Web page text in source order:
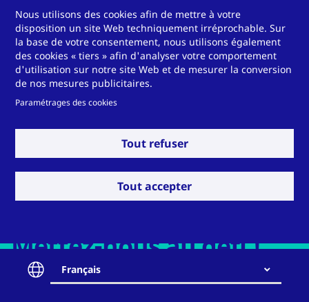
Mettez-nous au défi !
Nous utilisons des cookies afin de mettre à votre
disposition un site Web techniquement irréprochable. Sur
la base de votre consentement, nous utilisons également
des cookies « tiers » afin d'analyser votre comportement
d'utilisation sur notre site Web et de mesurer la conversion
de nos mesures publicitaires.
Paramétrages des cookies
Tout refuser
Tout accepter
Français